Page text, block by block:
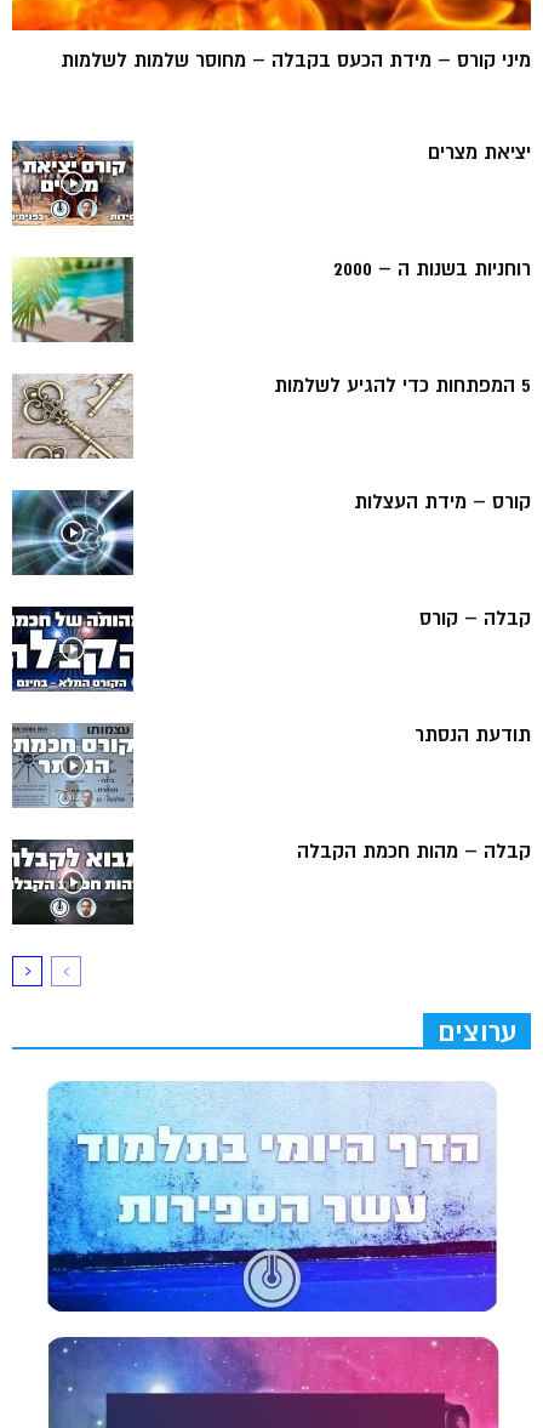
מיני קורס – מידת הכעס בקבלה – מחוסר שלמות לשלמות
יציאת מצרים
רוחניות בשנות ה – 2000
5 המפתחות כדי להגיע לשלמות
קורס – מידת העצלות
קבלה – קורס
תודעת הנסתר
קבלה – מהות חכמת הקבלה
ערוצים